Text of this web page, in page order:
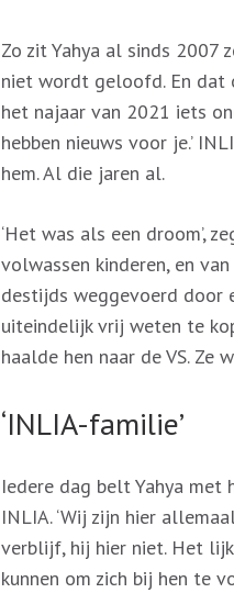
Zo zit Yahya al sinds 2007
niet wordt geloofd. En dat
het najaar van 2021 iets
hebben nieuws voor je.’
hem. Al die jaren al.
‘Het was als een droom’,
volwassen kinderen, en
destijds weggevoerd door
uiteindelijk vrij weten te
haalde hen naar de VS. Ze
‘INLIA-familie’
Iedere dag belt Yahya
INLIA. ‘Wij zijn hier
verblijf, hij hier niet. Het
kunnen om zich bij hen te